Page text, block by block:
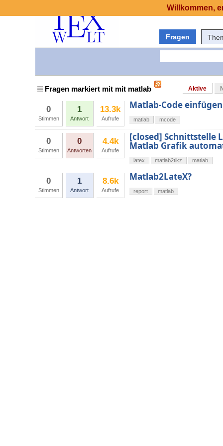
Fragen
Fragen markiert mit mit matlab Aktive
0
Stimmen
1
Antwort
13.3k
Aufrufe
Matlab-Code einfügen
matlab mcode
0
Stimmen
0
Antworten
4.4k
Aufrufe
[closed] Schnittstelle
Matlab Grafik
latex matlab2tikz matlab
0
Stimmen
1
Antwort
8.6k
Aufrufe
Matlab2LateX?
report matlab
Willkommen,